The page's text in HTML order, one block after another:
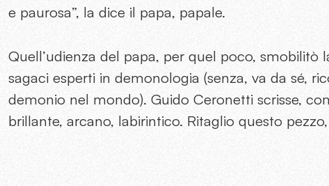
e paurosa”, la dice il papa, papale.
Quell’udienza del papa, per quel poco,
sagaci esperti in demonologia (senza, va da sé,
demonio nel mondo). Guido Ceronetti scrisse,
brillante, arcano, labirintico. Ritaglio questo